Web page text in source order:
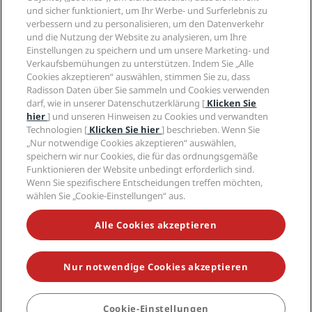
„Sports Approved“-Hotels
Familienfreundliche Hotels
Gesundheit & Sicherheit
Karriere RHG
Karriere PPHE
Karrieren EHL
The Club by RHG
Entwicklungsmöglichkeiten
Responsible Business – Unser Engagement
Einkauf
Privacy Centre
Rechtliche Hinweise
Radisson Rewards Geschäftsbedingungen
Website-Nutzungsvereinbarung
Digitale Barrierefreiheit
Moderne Sklaverei – Erklärung
Hilfe
Verbrauchermeldungen
Kontakt
FAQ
Inhaltsübersicht
Soziale Medien
Marken von Radisson Hotels
VERPASSEN SIE NIEMALS UNSERE BELIEBTESTEN
ANGEBOTE
© 2026 Radisson Hotel Group.Alle Rechte vorbehalten. RHG Radisson
Hotel Group, Radisson, Radisson RED, Radisson Blu, Radisson Collection,
Radisson Individuals, Park Plaza, Park Inn, Country Inn & Suites, Prize by
Radisson, Radisson Rewards und Radisson Meetings sind Warenzeichen
und sicher funktioniert, um Ihr Werbe- und Surferlebnis zu
verbessern und zu personalisieren, um den Datenverkehr
und die Nutzung der Website zu analysieren, um Ihre
Einstellungen zu speichern und um unsere Marketing- und
Verkaufsbemühungen zu unterstützen. Indem Sie „Alle
Cookies akzeptieren“ auswählen, stimmen Sie zu, dass
Radisson Daten über Sie sammeln und Cookies verwenden
darf, wie in unserer Datenschutzerklärung [ Klicken Sie
hier] und unseren Hinweisen zu Cookies und verwandten
Technologien [ Klicken Sie hier] beschrieben. Wenn Sie
„Nur notwendige Cookies akzeptieren“ auswählen,
speichern wir nur Cookies, die für das ordnungsgemäße
Funktionieren der Website unbedingt erforderlich sind.
Wenn Sie spezifischere Entscheidungen treffen möchten,
wählen Sie „Cookie-Einstellungen“ aus.
Alle Cookies akzeptieren
Nur notwendige Cookies akzeptieren
Cookie-Einstellungen